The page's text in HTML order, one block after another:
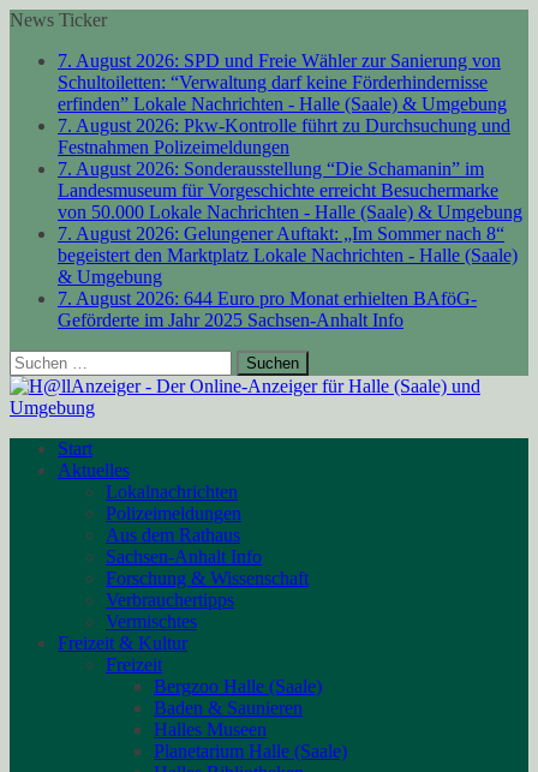
News Ticker
7. August 2026: SPD und Freie Wähler zur Sanierung von
Schultoiletten: “Verwaltung darf keine Förderhindernisse
erfinden” Lokale Nachrichten - Halle (Saale) & Umgebung
7. August 2026: Pkw-Kontrolle führt zu Durchsuchung und
Festnahmen Polizeimeldungen
7. August 2026: Sonderausstellung “Die Schamanin” im
Landesmuseum für Vorgeschichte erreicht Besuchermarke
von 50.000 Lokale Nachrichten - Halle (Saale) & Umgebung
7. August 2026: Gelungener Auftakt: „Im Sommer nach 8“
begeistert den Marktplatz Lokale Nachrichten - Halle (Saale)
& Umgebung
7. August 2026: 644 Euro pro Monat erhielten BAföG-
Geförderte im Jahr 2025 Sachsen-Anhalt Info
Suchen
nach:
Start
Aktuelles
Lokalnachrichten
Polizeimeldungen
Aus dem Rathaus
Sachsen-Anhalt Info
Forschung & Wissenschaft
Verbrauchertipps
Vermischtes
Freizeit & Kultur
Freizeit
Bergzoo Halle (Saale)
Baden & Saunieren
Halles Museen
Planetarium Halle (Saale)